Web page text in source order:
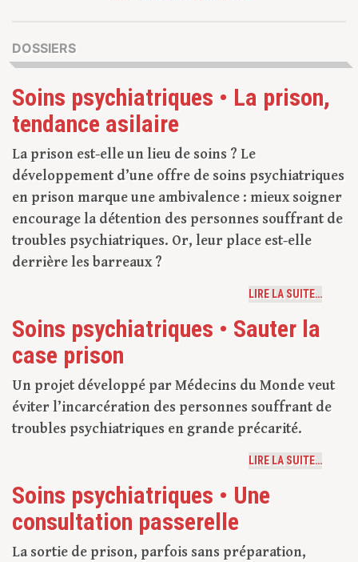
DOSSIERS
Soins psychiatriques • La prison,
tendance asilaire
La prison est-elle un lieu de soins ? Le
développement d’une offre de soins psychiatriques
en prison marque une ambivalence : mieux soigner
encourage la détention des personnes souffrant de
troubles psychiatriques. Or, leur place est-elle
derrière les barreaux ?
LIRE LA SUITE…
Soins psychiatriques • Sauter la
case prison
Un projet développé par Médecins du Monde veut
éviter l’incarcération des personnes souffrant de
troubles psychiatriques en grande précarité.
LIRE LA SUITE…
Soins psychiatriques • Une
consultation passerelle
La sortie de prison, parfois sans préparation,